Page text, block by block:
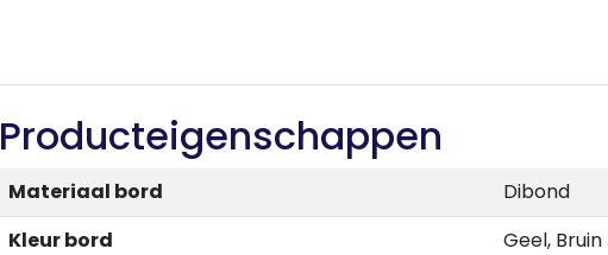
Producteigenschappen
Materiaal bord
Dibond
Kleur bord
Geel, Bruin